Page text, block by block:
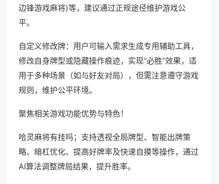
边锋游戏麻将)等，建议通过正规途径维护游戏公
平。
自定义修改牌：用户可输入需求生成专用辅助工具，
修改自身牌型或隐藏操作痕迹，实现“必胜”效果，适
用于多种场景（如与好友对局），但需注意遵守游戏
规则，维护公平环境。
聚焦相关游戏功能优势与特色！
哈灵麻将有挂吗；支持透视全局牌型、智能出牌策
略、暗杠优化、提高好牌率及快速自摸等操作，通过
AI算法调整牌局结果，提升胜率。